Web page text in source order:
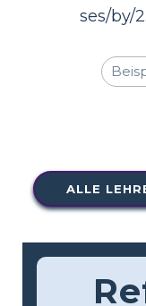
ses/by/
ALLE